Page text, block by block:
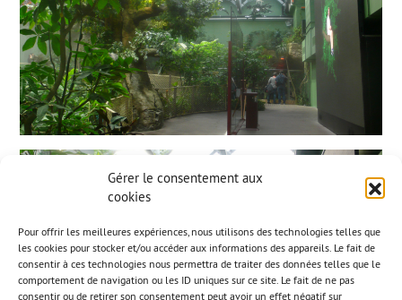
Gérer le consentement aux
cookies
Pour offrir les meilleures expériences, nous utilisons des technologies telles que
les cookies pour stocker et/ou accéder aux informations des appareils. Le fait de
consentir à ces technologies nous permettra de traiter des données telles que le
comportement de navigation ou les ID uniques sur ce site. Le fait de ne pas
consentir ou de retirer son consentement peut avoir un effet négatif sur